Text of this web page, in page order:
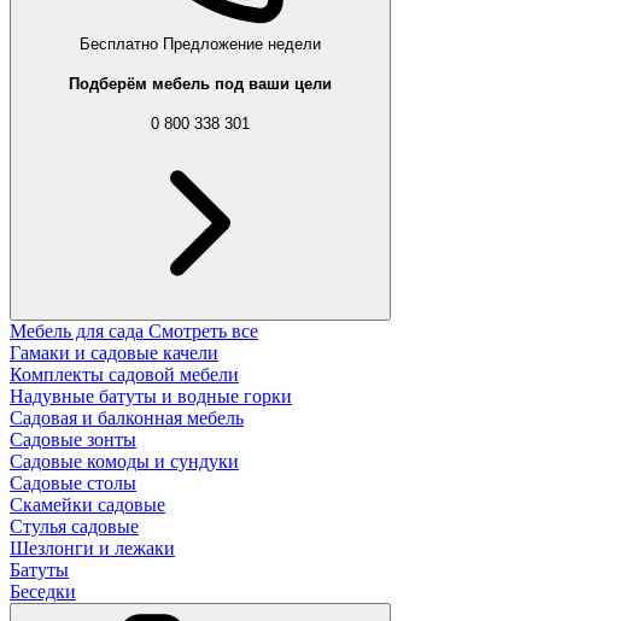
Бесплатно Предложение недели
Подберём мебель под ваши цели
0 800 338 301
Мебель для сада Смотреть все
Гамаки и садовые качели
Комплекты садовой мебели
Надувные батуты и водные горки
Садовая и балконная мебель
Садовые зонты
Садовые комоды и сундуки
Садовые столы
Скамейки садовые
Стулья садовые
Шезлонги и лежаки
Батуты
Беседки